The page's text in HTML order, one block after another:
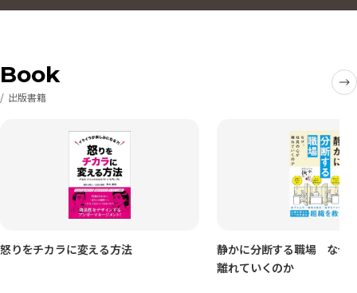
Book
出版書籍
怒りをチカラに変える方法
静かに分断する職場 なぜ
離れていくのか